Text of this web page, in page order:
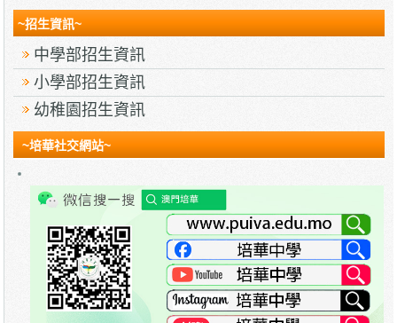
~招生資訊~
中學部招生資訊
小學部招生資訊
幼稚園招生資訊
~培華社交網站~